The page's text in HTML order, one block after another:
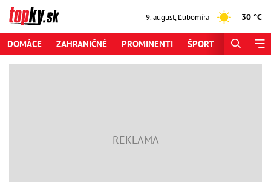
9. august,Ľubomíra 30 °C
DOMÁCE ZAHRANIČNÉ PROMINENTI ŠPORT